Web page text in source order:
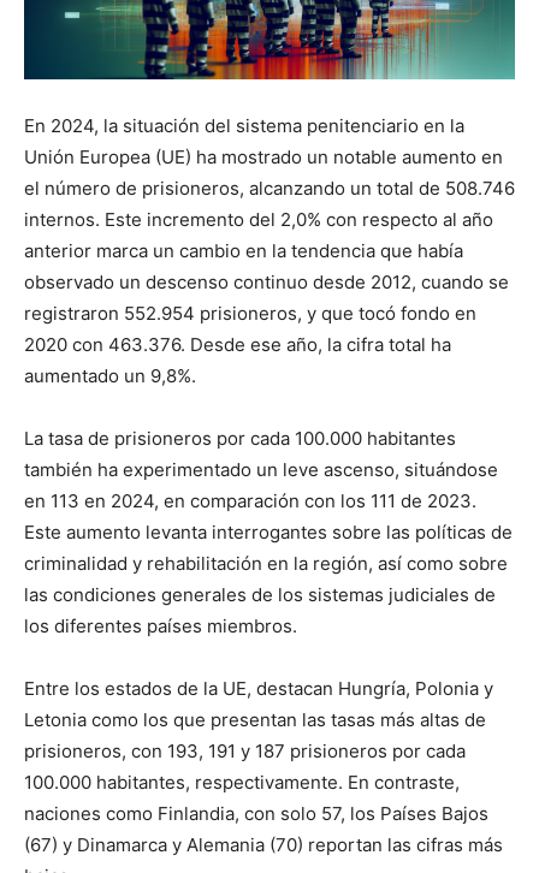
En 2024, la situación del sistema penitenciario en la
Unión Europea (UE) ha mostrado un notable aumento en
el número de prisioneros, alcanzando un total de 508.746
internos. Este incremento del 2,0% con respecto al año
anterior marca un cambio en la tendencia que había
observado un descenso continuo desde 2012, cuando se
registraron 552.954 prisioneros, y que tocó fondo en
2020 con 463.376. Desde ese año, la cifra total ha
aumentado un 9,8%.
La tasa de prisioneros por cada 100.000 habitantes
también ha experimentado un leve ascenso, situándose
en 113 en 2024, en comparación con los 111 de 2023.
Este aumento levanta interrogantes sobre las políticas de
criminalidad y rehabilitación en la región, así como sobre
las condiciones generales de los sistemas judiciales de
los diferentes países miembros.
Entre los estados de la UE, destacan Hungría, Polonia y
Letonia como los que presentan las tasas más altas de
prisioneros, con 193, 191 y 187 prisioneros por cada
100.000 habitantes, respectivamente. En contraste,
naciones como Finlandia, con solo 57, los Países Bajos
(67) y Dinamarca y Alemania (70) reportan las cifras más